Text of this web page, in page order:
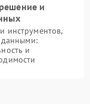
и
инструментов,
данными:
и